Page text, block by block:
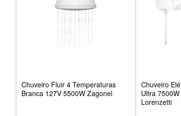
Chuveiro Fluir 4 Temperaturas
Branca 127V 5500W Zagonel
Chuveiro
Ultra
Lorenzetti